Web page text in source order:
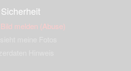
Sicherheit
melden (Abuse)